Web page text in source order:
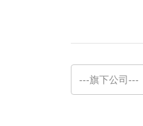
---旗下公司---